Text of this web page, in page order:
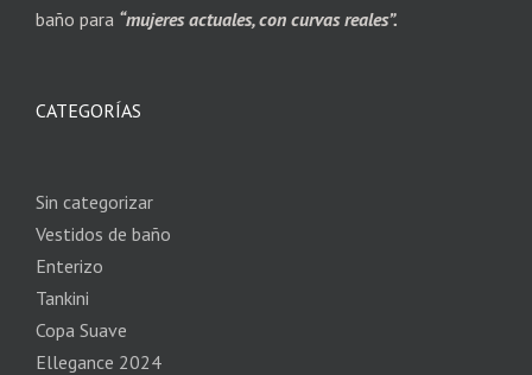
baño para “mujeres actuales, con curvas reales”.
CATEGORÍAS
Sin categorizar
Vestidos de baño
Enterizo
Tankini
Copa Suave
Ellegance 2024